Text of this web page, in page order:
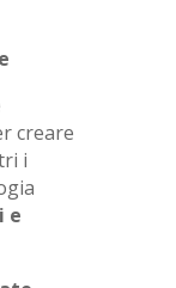
creare
i
e